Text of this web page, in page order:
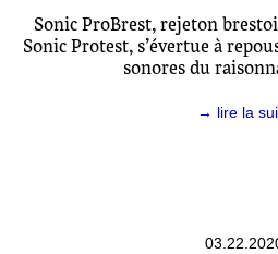
Sonic ProBrest, rejeton
Sonic Protest, s’évertue à
sonores du
→ lire la